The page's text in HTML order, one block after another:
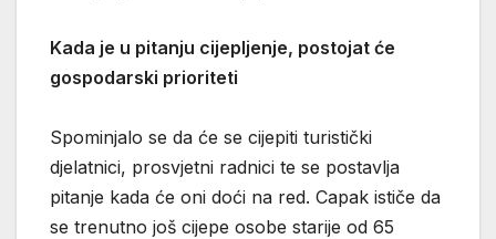
Kada je u pitanju cijepljenje, postojat će
gospodarski prioriteti
Spominjalo se da će se cijepiti turistički
djelatnici, prosvjetni radnici te se postavlja
pitanje kada će oni doći na red. Capak ističe da
se trenutno još cijepe osobe starije od 65